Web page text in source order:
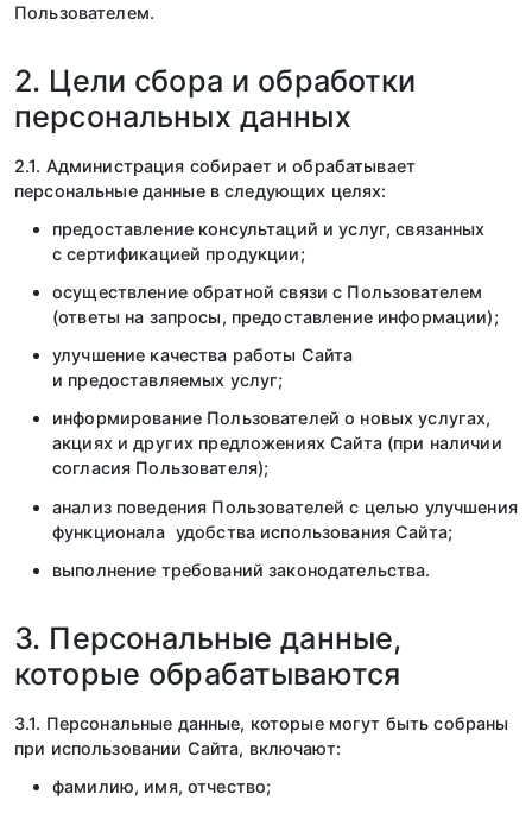
Пользователем.
2. Цели сбора и обработки
персональных данных
2.1. Администрация собирает и обрабатывает
персональные данные в следующих целях:
предоставление консультаций и услуг, связанных
с сертификацией продукции;
осуществление обратной связи с Пользователем
(ответы на запросы, предоставление информации);
улучшение качества работы Сайта
и предоставляемых услуг;
информирование Пользователей о новых услугах,
акциях и других предложениях Сайта (при наличии
согласия Пользователя);
анализ поведения Пользователей с целью улучшения
функционала удобства использования Сайта;
выполнение требований законодательства.
3. Персональные данные,
которые обрабатываются
3.1. Персональные данные, которые могут быть собраны
при использовании Сайта, включают:
фамилию, имя, отчество;